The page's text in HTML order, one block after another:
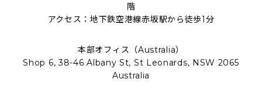
階
アクセス：地下鉄空港線赤坂駅から徒歩1分
本部オフィス（Australia）
Shop 6, 38-46 Albany St, St Leonards, NSW 2065
Australia